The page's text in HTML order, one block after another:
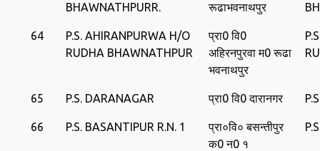
BHAWNATHPURR.
रूढाभवनाथपुर
64
P.S. AHIRANPURWA H/O
RUDHA BHAWNATHPUR
प्रा0 वि0
अहिरनपुरवा म0 रूढा
भवनाथपुर
65 P.S. DARANAGAR प्रा0 वि0 दारानगर
66 P.S. BASANTIPUR R.N. 1
प्रा०वि० बसन्‍तीपुर
क0 न0 १